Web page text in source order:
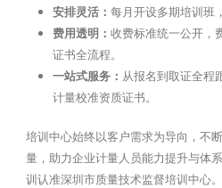
安排灵活： 每月开设多期培训班
费用透明： 收费标准统一公开，
证书全流程。
一站式服务： 从报名到取证全程
计量校准资质证书。
培训中心始终以客户需求为导向，不
量，助力企业计量人员能力提升与体
训认准深圳市质量技术监督培训中心。